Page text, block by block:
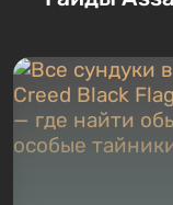
Тревора и
Жанр и...